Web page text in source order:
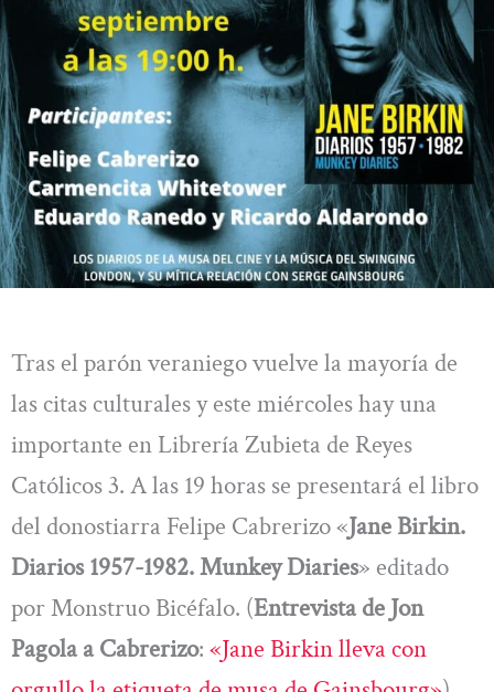
Tras el parón veraniego vuelve la mayoría de
las citas culturales y este miércoles hay una
importante en Librería Zubieta de Reyes
Católicos 3. A las 19 horas se presentará el libro
del donostiarra Felipe Cabrerizo «Jane Birkin.
Diarios 1957-1982. Munkey Diaries» editado
por Monstruo Bicéfalo. (Entrevista de Jon
Pagola a Cabrerizo: «Jane Birkin lleva con